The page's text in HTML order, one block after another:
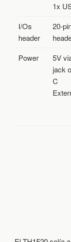
1x
I/Os
header
20-
Power
5V
jack
C